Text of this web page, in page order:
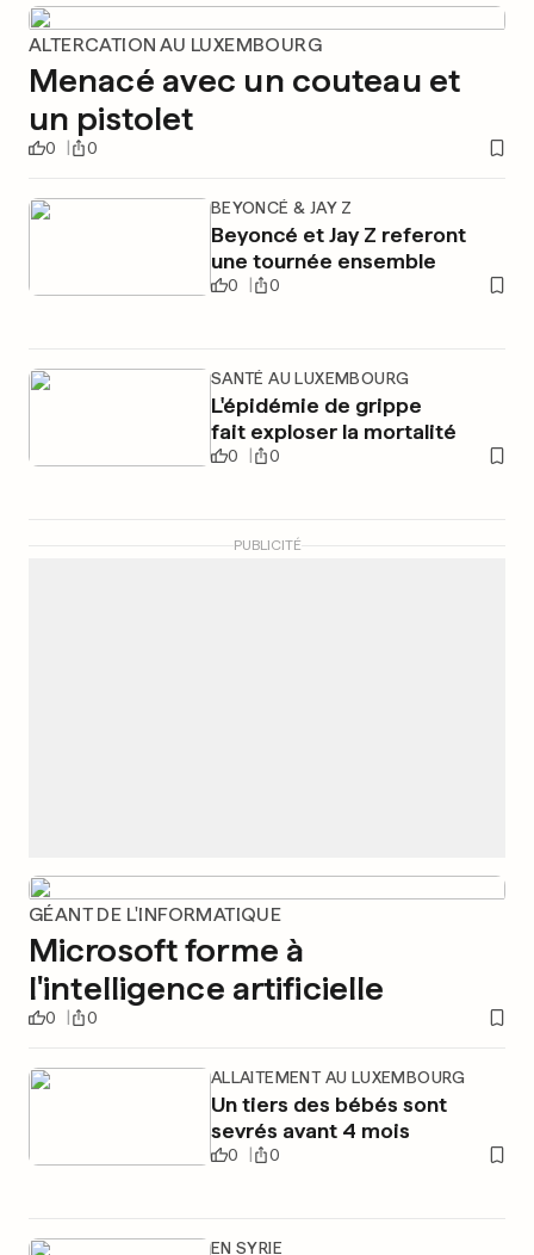
ALTERCATION AU LUXEMBOURG
Menacé avec un couteau et
un pistolet
0 0
BEYONCÉ & JAY Z
Beyoncé et Jay Z referont
une tournée ensemble
0 0
SANTÉ AU LUXEMBOURG
L'épidémie de grippe
fait exploser la mortalité
0 0
PUBLICITÉ
GÉANT DE L'INFORMATIQUE
Microsoft forme à
l'intelligence artificielle
0 0
ALLAITEMENT AU LUXEMBOURG
Un tiers des bébés sont
sevrés avant 4 mois
0 0
EN SYRIE